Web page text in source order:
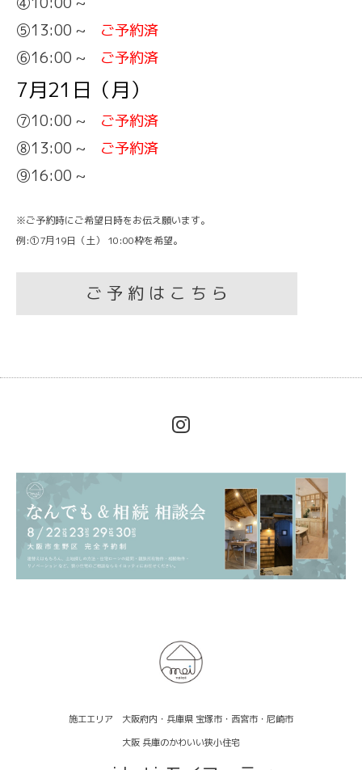
⑤13:00 ~ ご予約済
⑥16:00 ~ ご予約済
7月21日（月）
⑦10:00 ~ ご予約済
⑧13:00 ~ ご予約済
⑨16:00 ~
※ご予約時にご希望日時をお伝え願います。
例:①7月19日（土） 10:00枠を希望。
ご 予 約 は こ ち ら
施工エリア 大阪府内・兵庫県 宝塚市・西宮市・尼崎市
大阪 兵庫のかわいい狭小住宅